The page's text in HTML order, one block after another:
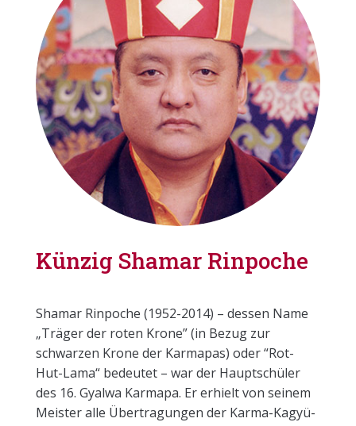
Künzig Shamar Rinpoche
Shamar Rinpoche (1952-2014) – dessen Name
„Träger der roten Krone” (in Bezug zur
schwarzen Krone der Karmapas) oder “Rot-
Hut-Lama“ bedeutet – war der Hauptschüler
des 16. Gyalwa Karmapa. Er erhielt von seinem
Meister alle Übertragungen der Karma-Kagyü-